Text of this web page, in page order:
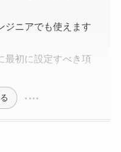
ジニアでも使えます
最初に設定すべき項